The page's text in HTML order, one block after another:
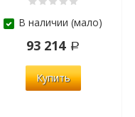
В наличии (мало)
93 214
Купить